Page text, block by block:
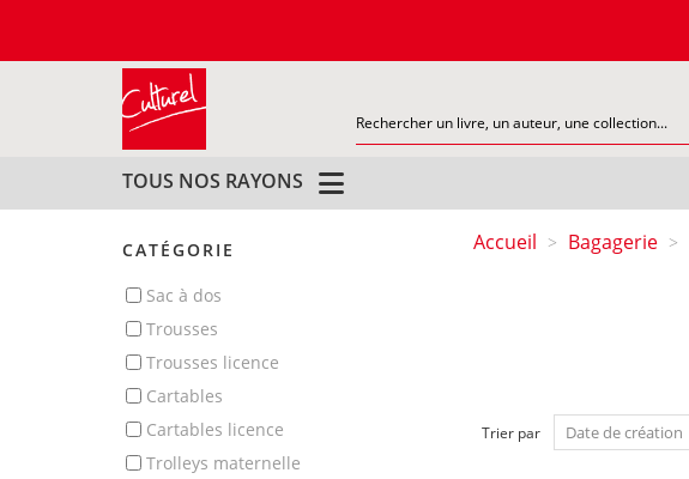
TOUS NOS RAYONS
CATÉGORIE
sac à dos
trousses
trousses licence
cartables
cartables licence
trolleys maternelle
Accueil > Bagagerie >
Trier par